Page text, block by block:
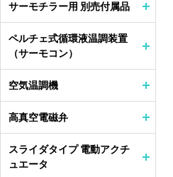
サーモチラー用 別売付属品
ペルチェ式循環液温調装置
（サーモコン）
空気温調機
高真空電磁弁
スライダタイプ 電動アクチ
ュエータ